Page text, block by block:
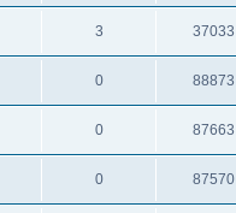
3 37033
0 88873
0 87663
0 87570